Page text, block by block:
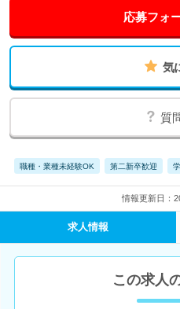
応募フォ
気
質
職種・業種未経験OK 第二新卒歓迎
情報更新日：
求人情報
この求人